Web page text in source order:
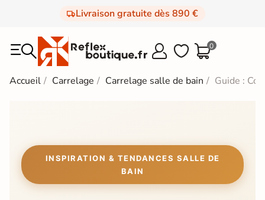
Livraison gratuite dès 890 €
  0
Accueil Carrelage Carrelage salle de bain Guide :
INSPIRATION & TENDANCES SALLE DE
BAIN